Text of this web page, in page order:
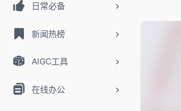
日常必备
新闻热榜
AIGC工具
在线办公